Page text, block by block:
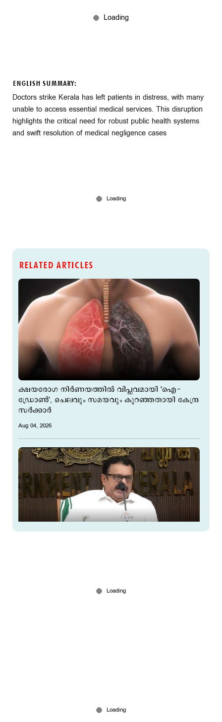
ENGLISH SUMMARY:
Doctors strike Kerala has left patients in distress, with many
unable to access essential medical services. This disruption
highlights the critical need for robust public health systems
and swift resolution of medical negligence cases
RELATED ARTICLES
ക്ഷയരോഗ നിർണയത്തിൽ വിപ്ലവമായി 'ഐ-
ഡ്രോൺ', ചെലവും സമയവും കുറഞ്ഞതായി കേന്ദ്ര
സർക്കാർ
Aug 04, 2026
പെരുമാറ്റത്തില്‍ പരാതി; ഡോക്ടർമാർക്ക്